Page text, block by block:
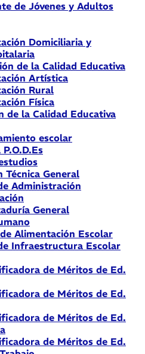
de Jóvenes y Adultos
Domiciliaria y
de la Calidad Educativa
Artística
Rural
Física
de la Calidad Educativa
escolar
Técnica General
Administración
General
Alimentación Escolar
Infraestructura Escolar
de Méritos de Ed.
de Méritos de Ed.
de Méritos de Ed.
de Méritos de Ed.